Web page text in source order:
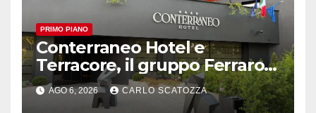
PRIMO PIANO
Conterraneo Hotel e
Terracore, il gruppo Ferraro
amplia l’ ospitalità e il gusto
alle porte di Caserta
AGO 6, 2026 CARLO SCATOZZA